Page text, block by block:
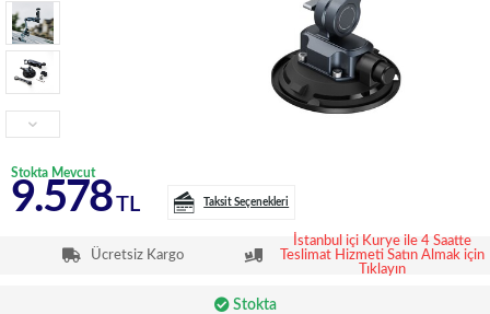
Stokta Mevcut
9.578TL Taksit Seçenekleri
Ücretsiz Kargo
İstanbul içi Kurye ile 4 Saatte
Teslimat Hizmeti Satın Almak için
Tıklayın
Stokta